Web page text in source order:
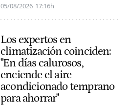
05/08/2026 17:16h
Los expertos en
climatización coinciden:
"En días calurosos,
enciende el aire
acondicionado temprano
para ahorrar"